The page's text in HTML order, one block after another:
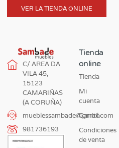
VER LA TIENDA ONLINE
C/ AREA DA
VILA 45,
15123
CAMARIÑAS
(A CORUÑA)
mueblessambade@gmail.com
981736193
Tienda
online
Tienda
Mi
cuenta
Carrito
Condiciones
de venta